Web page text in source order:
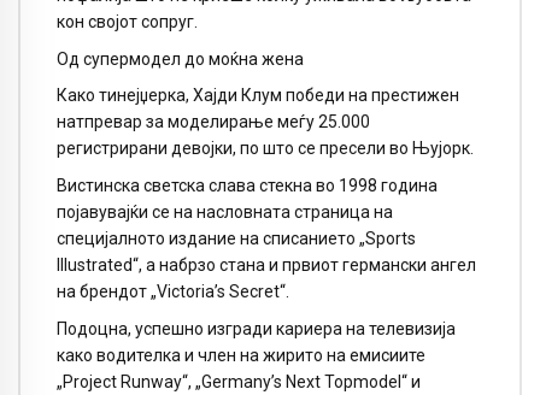
кон својот сопруг.
Од супермодел до моќна жена
Како тинејџерка, Хајди Клум победи на престижен
натпревар за моделирање меѓу 25.000
регистрирани девојки, по што се пресели во Њујорк.
Вистинска светска слава стекна во 1998 година
појавувајќи се на насловната страница на
специјалното издание на списанието „Sports
Illustrated“, а набрзо стана и првиот германски ангел
на брендот „Victoria’s Secret“.
Подоцна, успешно изгради кариера на телевизија
како водителка и член на жирито на емисиите
„Project Runway“, „Germany’s Next Topmodel“ и